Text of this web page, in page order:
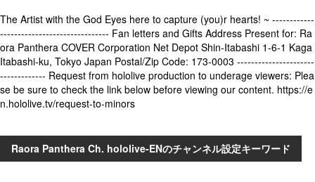
The Artist with the God Eyes here to capture (you)r hearts! ~ ------------
------------------------------- Fan letters and Gifts Address Present for: Ra
ora Panthera COVER Corporation Net Depot Shin-Itabashi 1-6-1 Kaga
Itabashi-ku, Tokyo Japan Postal/Zip Code: 173-0003 ----------------------
------------- Request from hololive production to underage viewers: Plea
se be sure to check the link below before viewing our content. https://e
n.hololive.tv/request-to-minors
Raora Panthera Ch. hololive-ENのチャンネル設定キーワード